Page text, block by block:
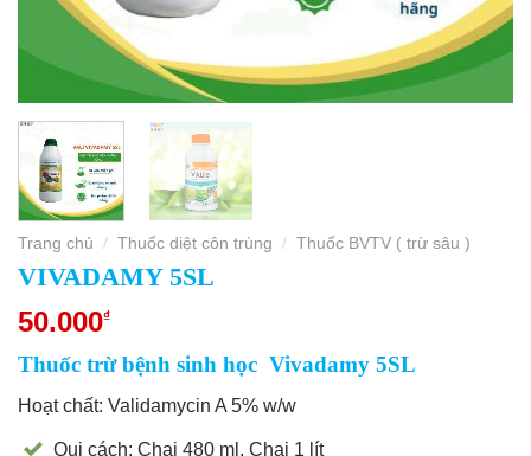
Trang chủ / Thuốc diệt côn trùng / Thuốc BVTV ( trừ sâu )
VIVADAMY 5SL
50.000₫
Thuốc trừ bệnh sinh học Vivadamy 5SL
Hoạt chất: Validamycin A 5% w/w
Qui cách: Chai 480 ml, Chai 1 lít